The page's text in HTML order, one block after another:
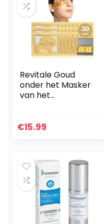
Revitale Goud
onder het Masker
van het
Vochtverzorging
€15.99